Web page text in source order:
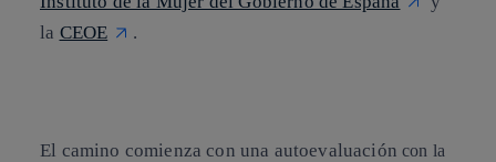
la CEOE .
El camino comienza con una autoevaluacióncon la